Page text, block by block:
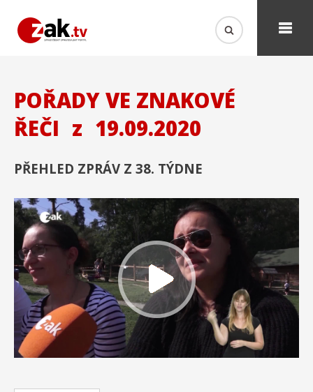
POŘADY VE ZNAKOVÉ
ŘEČI z 19.09.2020
PŘEHLED ZPRÁV Z 38. TÝDNE